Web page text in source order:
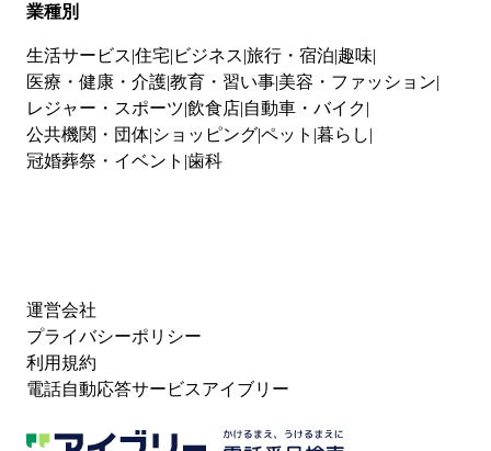
業種別
生活サービス 住宅 ビジネス 旅行・宿泊 趣味
医療・健康・介護教育・習い事 美容・ファッション
レジャー・スポーツ 飲食店 自動車・バイク
公共機関・団体 ショッピングペット 暮らし
冠婚葬祭・イベント 歯科
運営会社
プライバシーポリシー
利用規約
電話自動応答サービスアイブリー